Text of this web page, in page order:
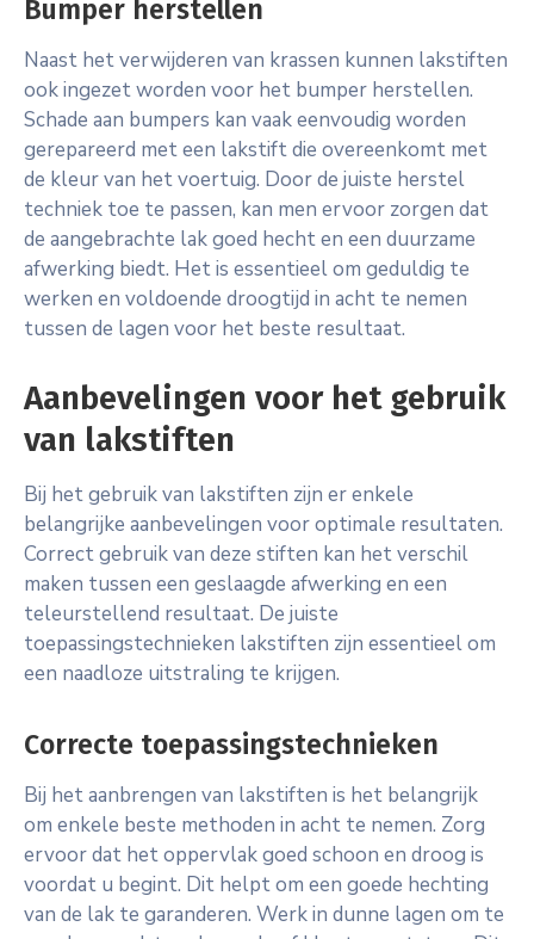
Bumper herstellen
Naast het verwijderen van krassen kunnen lakstiften
ook ingezet worden voor het bumper herstellen.
Schade aan bumpers kan vaak eenvoudig worden
gerepareerd met een lakstift die overeenkomt met
de kleur van het voertuig. Door de juiste herstel
techniek toe te passen, kan men ervoor zorgen dat
de aangebrachte lak goed hecht en een duurzame
afwerking biedt. Het is essentieel om geduldig te
werken en voldoende droogtijd in acht te nemen
tussen de lagen voor het beste resultaat.
Aanbevelingen voor het gebruik
van lakstiften
Bij het gebruik van lakstiften zijn er enkele
belangrijke aanbevelingen voor optimale resultaten.
Correct gebruik van deze stiften kan het verschil
maken tussen een geslaagde afwerking en een
teleurstellend resultaat. De juiste
toepassingstechnieken lakstiften zijn essentieel om
een naadloze uitstraling te krijgen.
Correcte toepassingstechnieken
Bij het aanbrengen van lakstiften is het belangrijk
om enkele beste methoden in acht te nemen. Zorg
ervoor dat het oppervlak goed schoon en droog is
voordat u begint. Dit helpt om een goede hechting
van de lak te garanderen. Werk in dunne lagen om te